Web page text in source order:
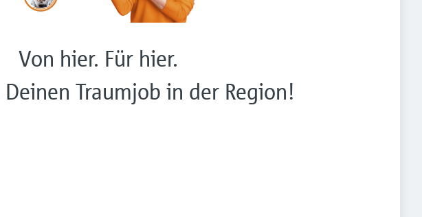
Von hier. Für hier.
Deinen Traumjob in der Region!